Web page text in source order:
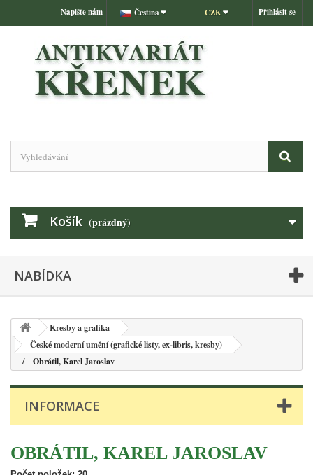
Přihlásit se
CZK
Čeština
Napište nám
Košík (prázdný)
NABÍDKA
Kresby a grafika
České moderní umění (grafické listy, ex-libris, kresby)
Obrátil, Karel Jaroslav
INFORMACE
OBRÁTIL, KAREL JAROSLAV